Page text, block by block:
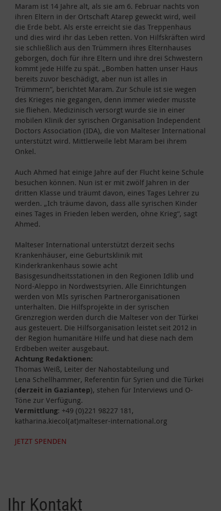
Maram ist 14 Jahre alt, als sie am 6. Februar nachts von
ihren Eltern in der Ortschaft Atarep geweckt wird, weil
die Erde bebt. Als erste erreicht sie das Treppenhaus
und dies wird ihr das Leben retten. Von Hilfskräften wird
sie schließlich aus den Trümmern ihres Elternhauses
geborgen, doch für ihre Eltern und ihre drei Schwestern
kommt jede Hilfe zu spät. „Bomben hatten unser Haus
bereits zuvor beschädigt, aber nun ist alles in
Trümmern“, berichtet Maram. Zur Schule ist sie wegen
des Krieges nie gegangen, denn immer wieder musste
sie fliehen. Medizinisch versorgt wurde sie in einer
mobilen Klinik der syrischen Organisation Independent
Doctors Association (IDA), die von Malteser International
unterstützt wird. Mittlerweile lebt Maram bei ihrem
Onkel.
Auch Ahmed hat einige Jahre auf der Flucht keine Schule
besuchen können. Nun ist er mit zwölf Jahren in der
dritten Klasse und träumt davon, eines Tages Lehrer zu
werden. „Ich träume davon, dass alle syrischen Kinder
eines Tages in Frieden leben werden, ohne Krieg“, sagt
Ahmed.
Malteser International unterstützt derzeit sechs
Krankenhäuser, eine Geburtsklinik mit
Kinderkrankenhaus sowie acht
Basisgesundheitsstationen in den Regionen Idlib und
Nord-Aleppo in Nordwestsyrien. Alle Einrichtungen
werden von MIs syrischen Partnerorganisationen
unterhalten. Die Hilfsprojekte in der syrischen
Grenzregion werden durch die Malteser von der Türkei
aus gesteuert. Die Hilfsorganisation leistet seit 2012 in
der Region humanitäre Hilfe und hat diese nach dem
Erdbeben weiter ausgebaut.
Achtung Redaktionen:
Thomas Weiß, Leiter der Nahostabteilung und
Lena Schellhammer, Referentin für Syrien und die Türkei
(derzeit in Gaziantep), stehen für Interviews und O-
Töne zur Verfügung.
Vermittlung: +49 (0)221 98227 181,
katharina.kiecol(at)malteser-international.org
JETZT SPENDEN
Ihr Kontakt